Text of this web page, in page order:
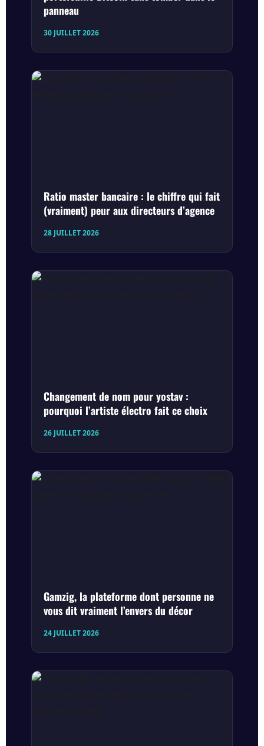
panneau
30 JUILLET 2026
Ratio master bancaire : le chiffre qui fait
(vraiment) peur aux directeurs d’agence
28 JUILLET 2026
Changement de nom pour yostav :
pourquoi l’artiste électro fait ce choix
26 JUILLET 2026
Gamzig, la plateforme dont personne ne
vous dit vraiment l’envers du décor
24 JUILLET 2026